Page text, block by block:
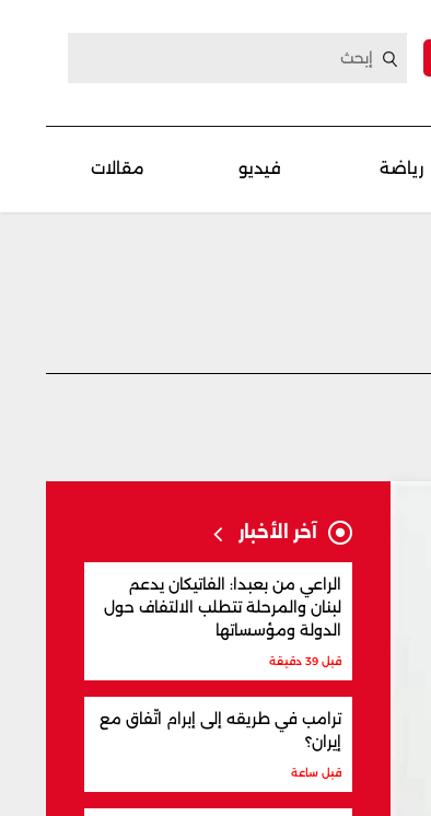
رياضة فيديو مقالات
آخر الأخبار
الراعي من بعبدا: الفاتيكان يدعم
لبنان والمرحلة تتطلب الالتفاف حول
الدولة ومؤسساتها
قبل 39 دقيقة
ترامب في طريقه إلى إبرام اتّفاق مع
إيران؟
قبل ساعة